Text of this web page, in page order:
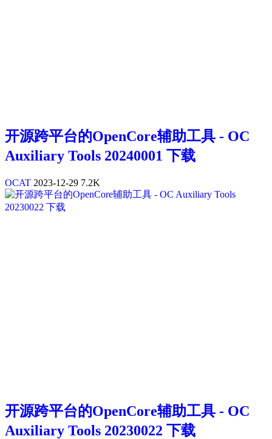
开源跨平台的OpenCore辅助工具 - OC
Auxiliary Tools 20240001 下载
OCAT 2023-12-29 7.2K
开源跨平台的OpenCore辅助工具 - OC
Auxiliary Tools 20230022 下载